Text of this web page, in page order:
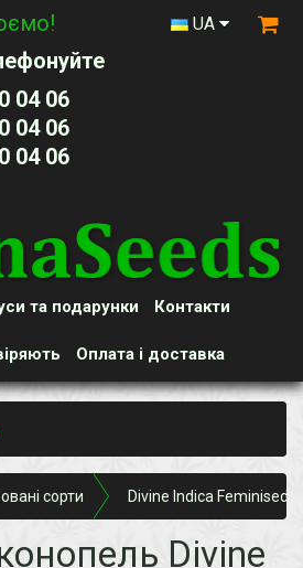
UA
04 06
04 06
04 06
Контакти
та подарунки
Оплата і доставка
сорти Divine Indica Feminised
Divine